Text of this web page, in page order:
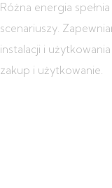
Różna energia
scenariuszy.
instalacji i
zakup i użytkowanie.